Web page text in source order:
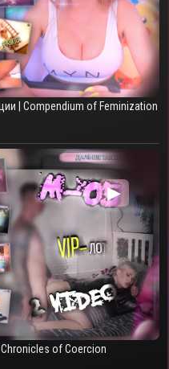
| Compendium of Feminization
▶
of Coercion